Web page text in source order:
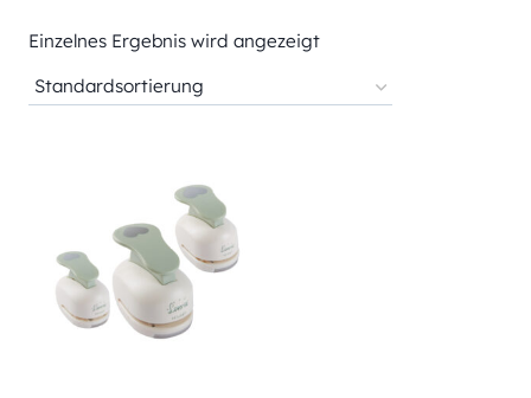
Einzelnes Ergebnis wird angezeigt